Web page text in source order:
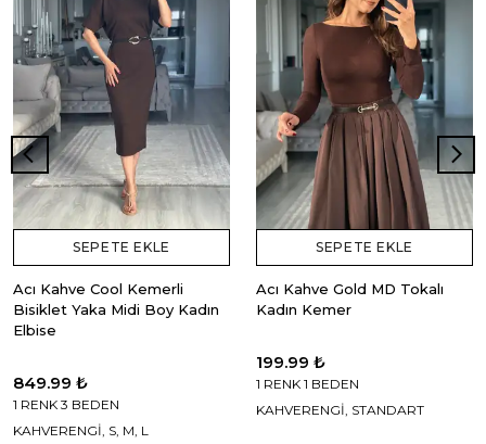
SEPETE EKLE
Acı Kahve Cool Kemerli
Bisiklet Yaka Midi Boy Kadın
Elbise
849.99 ₺
1 RENK 3 BEDEN
KAHVERENGİ, S, M, L
SEPETE EKLE
Acı Kahve Gold MD Tokalı
Kadın Kemer
199.99 ₺
1 RENK 1 BEDEN
KAHVERENGİ, STANDART